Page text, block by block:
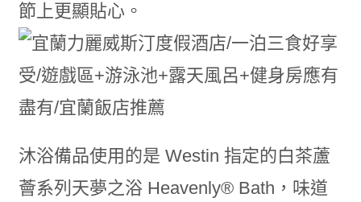
節上更顯貼心。
沐浴備品使用的是 Westin 指定的白茶蘆
薈系列天夢之浴 Heavenly® Bath，味道